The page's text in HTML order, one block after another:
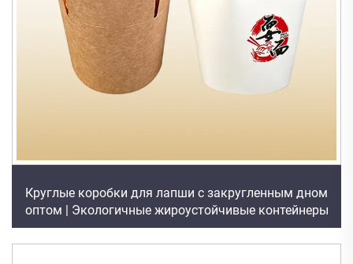
Круглые коробки для лапши с закругленным дном
оптом | Экологичные жироустойчивые контейнеры
для еды на вынос